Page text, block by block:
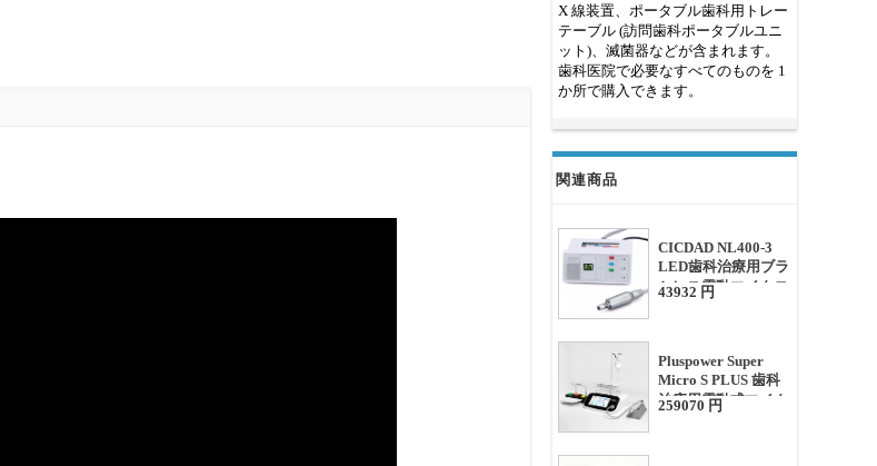
X 線装置、ポータブル歯科用トレー
テーブル (訪問歯科ポータブルユニ
ット)、滅菌器などが含まれます。
歯科医院で必要なすべてのものを 1
か所で購入できます。
関連商品
CICDAD NL400-3
LED歯科治療用ブラ
シレス電動マイクロ
43932 円
Pluspower Super
Micro S PLUS 歯科
治療用電動式マイク
259070 円